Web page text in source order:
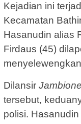
Kejadian ini
Kecamatan
Hasanudin alias
Firdaus (45)
Dilansir
tersebut,
polisi.